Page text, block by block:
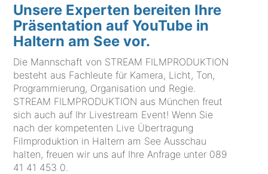
Unsere Experten bereiten Ihre
Präsentation auf YouTube in
Haltern am See vor.
Die Mannschaft von STREAM FILMPRODUKTION
besteht aus Fachleute für Kamera, Licht, Ton,
Programmierung, Organisation und Regie.
STREAM FILMPRODUKTION aus München freut
sich auch auf Ihr Livestream Event! Wenn Sie
nach der kompetenten Live Übertragung
Filmproduktion in Haltern am See Ausschau
halten, freuen wir uns auf Ihre Anfrage unter 089
41 41 453 0